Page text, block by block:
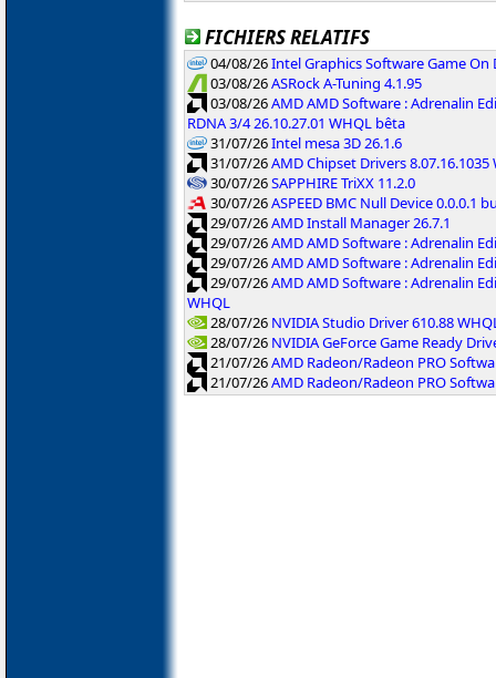
FICHIERS RELATIFS
04/08/26Intel Graphics Software Game On
03/08/26ASRock A-Tuning 4.1.95
03/08/26AMD AMD Software : Adrenalin
RDNA 3/4 26.10.27.01 WHQL bêta
31/07/26Intel mesa 3D 26.1.6
31/07/26AMD Chipset Drivers 8.07.16.1035
30/07/26SAPPHIRE TriXX 11.2.0
30/07/26ASPEED BMC Null Device 0.0.0.1
29/07/26AMD Install Manager 26.7.1
29/07/26AMD AMD Software : Adrenalin
29/07/26AMD AMD Software : Adrenalin
29/07/26AMD AMD Software : Adrenalin
WHQL
28/07/26 NVIDIA Studio Driver 610.88
28/07/26 NVIDIA GeForce Game Ready
21/07/26AMD Radeon/Radeon PRO
21/07/26AMD Radeon/Radeon PRO